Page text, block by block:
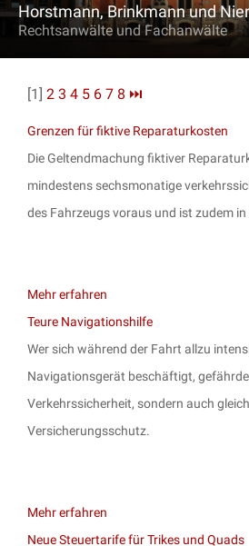
Horstmann, Brinkmann und
Rechtsanwälte und Fachanwälte
[1] 2 3 4 5 6 7 8 ⏭
Grenzen für fiktive Reparaturkosten
Die Geltendmachung fiktiver
mindestens sechsmonatige
des Fahrzeugs voraus und ist zudem
Mehr erfahren
Teure Navigationshilfe
Wer sich während der Fahrt allzu
Navigationsgerät beschäftigt,
Verkehrssicherheit, sondern auch
Versicherungsschutz.
Mehr erfahren
Neue Steuertarife für Trikes und Quads